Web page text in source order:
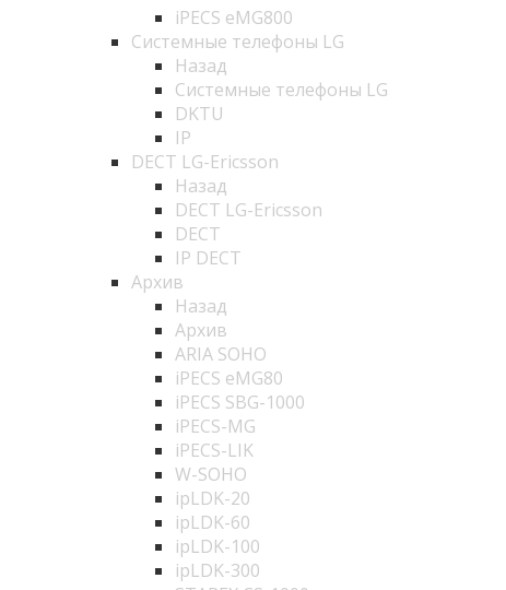
iPECS eMG800
Системные телефоны LG
Назад
Системные телефоны LG
DKTU
IP
DECT LG-Ericsson
Назад
DECT LG-Ericsson
DECT
IP DECT
Архив
Назад
Архив
ARIA SOHO
iPECS eMG80
iPECS SBG-1000
iPECS-MG
iPECS-LIK
W-SOHO
ipLDK-20
ipLDK-60
ipLDK-100
ipLDK-300